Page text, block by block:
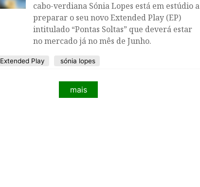
cabo-verdiana Sónia Lopes está em estúdio a
preparar o seu novo Extended Play (EP)
intitulado “Pontas Soltas” que deverá estar
no mercado já no mês de Junho.
Extended Play sónia lopes
mais